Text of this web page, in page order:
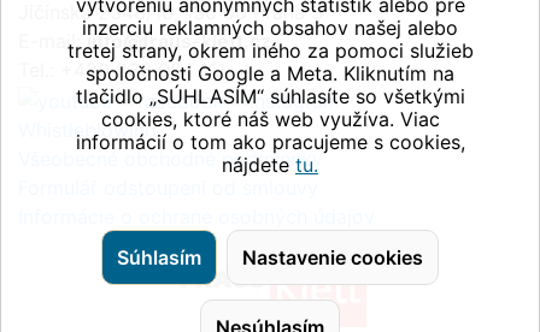
Jičínská 2348/10, 130 00 Praha 3
E-mail:info@fraus-klett.cz
Tel.: +420 233 084 111
Whistleblowing
Všeobecné obchodné podmienky
vytvoreniu anonymných štatistík alebo pre
inzerciu reklamných obsahov našej alebo
tretej strany, okrem iného za pomoci služieb
spoločnosti Google a Meta. Kliknutím na
tlačidlo „SÚHLASÍM“ súhlasíte so všetkými
cookies, ktoré náš web využíva. Viac
informácií o tom ako pracujeme s cookies,
nájdete tu.
Súhlasím Nastavenie cookies
Nesúhlasím